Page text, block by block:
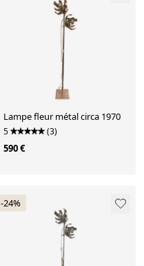
Lampe fleur métal circa 1970
5 (3)
590 €
-24%